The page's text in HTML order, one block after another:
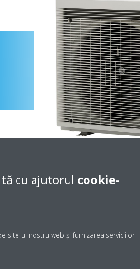
cu ajutorul cookie-
site-ul nostru web și furnizarea serviciilor